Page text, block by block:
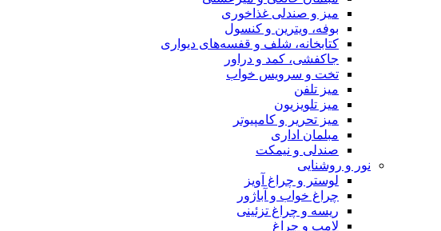
میز و صندلی غذاخوری
بوفه، ویترین و کنسول
کتابخانه، شلف و قفسه‌های دیواری
جاکفشی، کمد و دراور
تخت و سرویس خواب
میز تلفن
میز تلویزیون
میز تحریر و کامپیوتر
مبلمان اداری
صندلی و نیمکت
نور و روشنایی
لوستر و چراغ آویز
چراغ خواب و آباژور
ریسه و چراغ تزئینی
لامپ و چراغ